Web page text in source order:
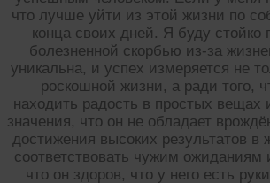
что лучше уйти из этой жизни по
конца своих дней. Я буду
болезненной скорбью из-за
уникальна, и успех измеряется не
роскошной жизни, а ради того,
находить радость в простых
значения, что он не обладает
достижения высоких результатов
соответствовать чужим
что он здоров, что у него есть